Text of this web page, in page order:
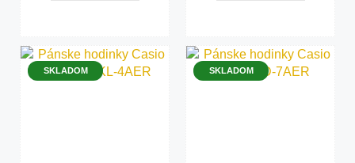
SKLADOM SKLADOM